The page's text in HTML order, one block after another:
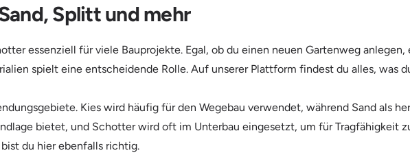
Splitt und mehr
essenziell für viele Bauprojekte. Egal, ob du einen neuen Gartenweg
spielt eine entscheidende Rolle. Auf unserer Plattform findest du alles, was
Kies wird häufig für den Wegebau verwendet, während Sand als
bietet, und Schotter wird oft im Unterbau eingesetzt, um für Tragfähigkeit
du hier ebenfalls richtig.